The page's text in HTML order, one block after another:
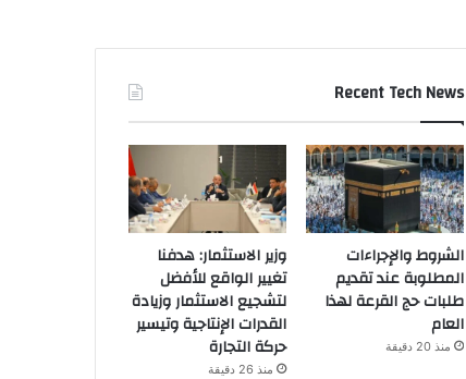
Recent Tech News
الشروط والإجراءات
المطلوبة عند تقديم
طلبات حج القرعة لهذا
العام
منذ 20 دقيقة
وزير الاستثمار: هدفنا
تغيير الواقع للأفضل
لتشجيع الاستثمار وزيادة
القدرات الإنتاجية وتيسير
حركة التجارة
منذ 26 دقيقة